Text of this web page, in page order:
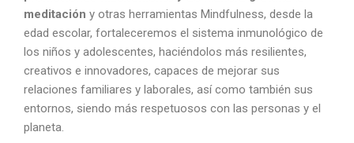
meditación y otras herramientas Mindfulness, desde la
edad escolar, fortaleceremos el sistema inmunológico de
los niños y adolescentes, haciéndolos más resilientes,
creativos e innovadores, capaces de mejorar sus
relaciones familiares y laborales, así como también sus
entornos, siendo más respetuosos con las personas y el
planeta.